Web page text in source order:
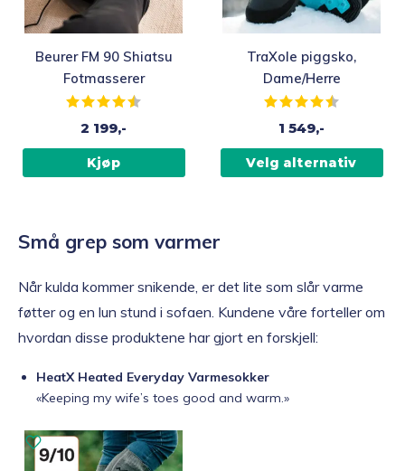
Beurer FM 90 Shiatsu
Fotmasserer
Karakter:
2 199,-
Kjøp
TraXole piggsko,
Dame/Herre
Karakter:
1 549,-
Velg alternativ
Små grep som varmer
Når kulda kommer snikende, er det lite som slår varme
føtter og en lun stund i sofaen. Kundene våre forteller om
hvordan disse produktene har gjort en forskjell:
HeatX Heated Everyday Varmesokker
«Keeping my wife’s toes good and warm.»